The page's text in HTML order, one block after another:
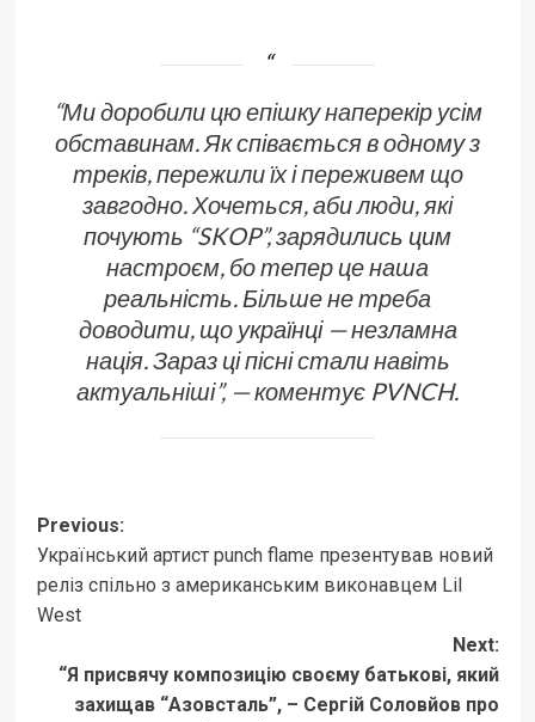
“Ми доробили цю епішку наперекір усім
обставинам. Як співається в одному з
треків, пережили їх і переживем що
завгодно. Хочеться, аби люди, які
почують “SKOP”, зарядились цим
настроєм, бо тепер це наша
реальність. Більше не треба
доводити, що українці — незламна
нація. Зараз ці пісні стали навіть
актуальніші”, — коментує PVNCH.
Post
navigation
Previous:
Український артист punch flame презентував новий
реліз спільно з американським виконавцем Lil
West
Next:
“Я присвячу композицію своєму батькові, який
захищав “Азовсталь”, – Сергій Соловйов про